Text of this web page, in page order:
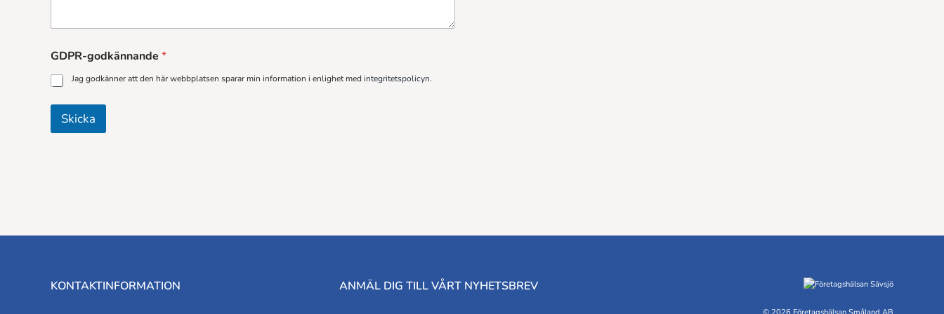
GDPR-godkännande *
Jag godkänner att den här webbplatsen sparar min information i enlighet med integritetspolicyn.
Skicka
KONTAKTINFORMATION ANMÄL DIG TILL VÅRT NYHETSBREV